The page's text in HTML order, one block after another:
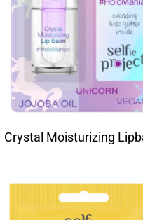
Crystal Moisturizing